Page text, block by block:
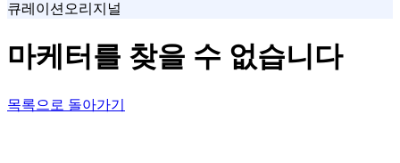
큐레이션 오리지널
마케터를 찾을 수 없습니다
목록으로 돌아가기